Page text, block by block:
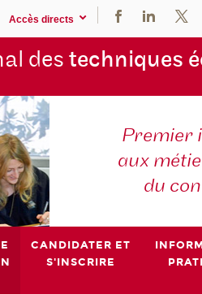
Accès directs
des techniques
Premier
aux
du
CANDIDATER ET
S'INSCRIRE